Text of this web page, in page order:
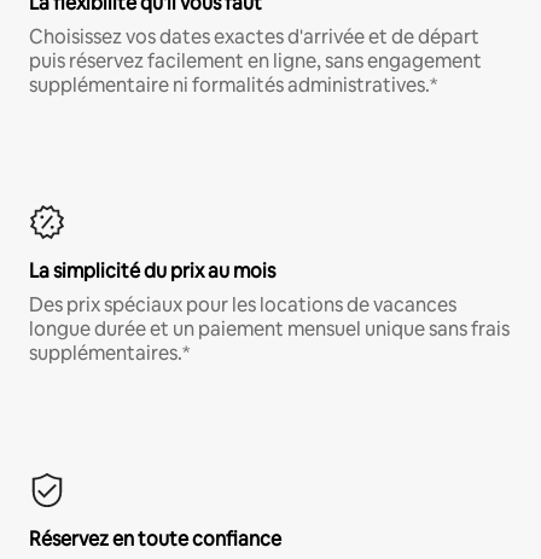
Choisissez vos dates exactes d'arrivée et de départ
puis réservez facilement en ligne, sans engagement
supplémentaire ni formalités administratives.*
La simplicité du prix au mois
Des prix spéciaux pour les locations de vacances
longue durée et un paiement mensuel unique sans frais
supplémentaires.*
Réservez en toute confiance